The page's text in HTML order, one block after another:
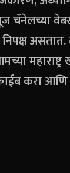
चॅनेलच्या
करा